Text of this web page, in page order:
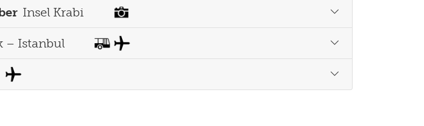
Insel Krabi
– Istanbul